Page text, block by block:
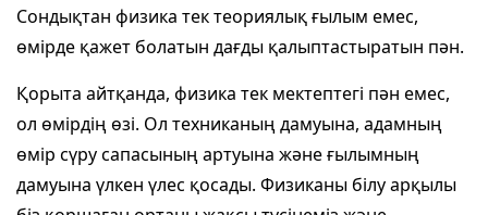
Сондықтан физика тек теориялық ғылым емес,
өмірде қажет болатын дағды қалыптастыратын пән.
Қорыта айтқанда, физика тек мектептегі пән емес,
ол өмірдің өзі. Ол техниканың дамуына, адамның
өмір сүру сапасының артуына және ғылымның
дамуына үлкен үлес қосады. Физиканы білу арқылы